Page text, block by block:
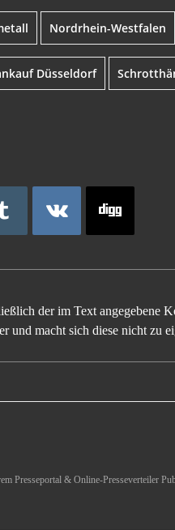
Nordrhein-Westfalen
Düsseldorf
der im Text angegebene
und macht sich diese nicht zu
Presseportal & Online-Presseverteiler